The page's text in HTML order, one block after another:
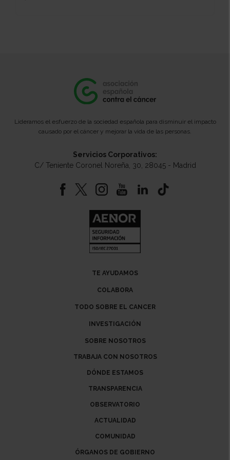
Lideramos el esfuerzo de la sociedad española para disminuir el impacto
causado por el cáncer y mejorar la vida de las personas.
Servicios Corporativos:
C/ Teniente Coronel Noreña, 30, 28045 - Madrid
TE AYUDAMOS
COLABORA
TODO SOBRE EL CANCER
INVESTIGACIÓN
SOBRE NOSOTROS
TRABAJA CON NOSOTROS
DÓNDE ESTAMOS
TRANSPARENCIA
OBSERVATORIO
ACTUALIDAD
COMUNIDAD
ÓRGANOS DE GOBIERNO